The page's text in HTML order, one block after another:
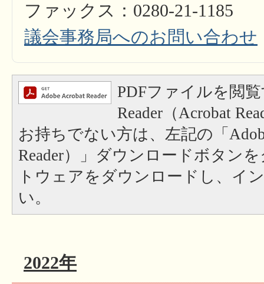
ファックス：0280-21-1185
議会事務局へのお問い合わせ
PDFファイルを閲
Reader（Acrobat
お持ちでない方は、左記の「
Reader）」ダウンロードボタン
トウェアをダウンロードし、イ
い。
2022年